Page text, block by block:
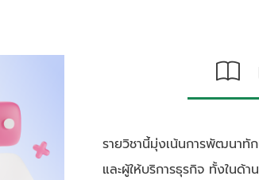
รายวิชานี้มุ่งเน้นการพัฒนาทั
และผู้ให้บริการธุรกิจ ทั้งในด้